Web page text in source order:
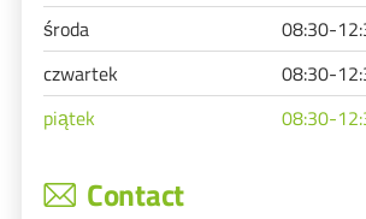
środa
08:30-
czwartek
08:30-
piątek
08:30-
Contact